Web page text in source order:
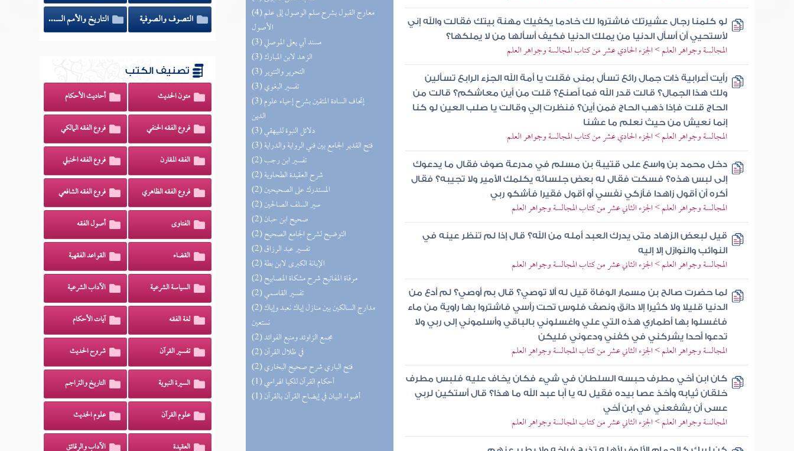
(4) معارج القبول بشرح سلم الوصول إلى علم
الأصول
(3) مسند أبي يعلى الموصلي
(3) الزهد لابن المبارك
(3) التحرير والتنوير
(3) تفسير البغوي
(3) إتحاف السادة المتقين بشرح إحياء علوم
الدين
(3) دلائل النبوة للبيهقي
(3) فتح القدير الجامع بين فني الرواية والدراية
(2) تفسير ابن رجب
(2) شرح العقيدة الطحاوية
(2) المستدرك على الصحيحين
(2) سير السلف الصالحين
(2) صحيح ابن حبان
(2) التوضيح لشرح الجامع الصحيح
(2) تفسير عبد الرزاق
(2) الإبانة الكبرى لابن بطة
(2) مرقاة المفاتيح شرح مشكاة المصابيح
(2) تفسير القاسمي
(2) مدارج السالكين بين منازل إياك نعبد وإياك
نستعين
(2) مجمع الزاوئد ومنبع الفوائد
(2) في ظلال القرآن
(2) فتح الباري شرح صحيح البخاري
(1) أحكام القرآن للكيا الهراسي
(1) أضواء البيان في إيضاح القرآن بالقرآن
لو كلمنا رجال عشيرتك فاشتروا لك خادما يكفيك مهنة بيتك فقالت والله إني
لأستحيي أن أسأل الدنيا من يملك الدنيا فكيف أسألها من لا يملكها؟
المجالسة وجواهر العلم > الجزء الحادي عشر من كتاب المجالسة وجواهر العلم
رأيت أعرابية ذات جمال رائع تسأل بمنى فقلت يا أمة الله الجزء الرابع تسألين
ولك هذا الجمال؟ قالت قدر الله فما أصنع؟ قلت من أين معاشكم؟ قالت من
الحاج قلت فإذا ذهب الحاج فمن أين؟ فنظرت إلي وقالت يا صلب العين لو كنا
إنما نعيش من حيث نعلم ما عشنا
المجالسة وجواهر العلم > الجزء الحادي عشر من كتاب المجالسة وجواهر العلم
دخل محمد بن واسع على قتيبة بن مسلم في مدرعة صوف فقال ما يدعوك
إلى لبس هذه؟ فسكت فقال له بعض جلسائه يكلمك الأمير ولا تجيبه؟ فقال
أكره أن أقول زاهدا فأزكي نفسي أو أقول فقيرا فأشكو ربي
المجالسة وجواهر العلم > الجزء الثاني عشر من كتاب المجالسة وجواهر العلم
قيل لبعض الزهاد متى يدرك العبد أمله من الله؟ قال إذا لم تنظر عينه في
النوائب والنوازل إلا إليه
المجالسة وجواهر العلم > الجزء الثاني عشر من كتاب المجالسة وجواهر العلم
لما حضرت صالح بن مسمار الوفاة قيل له ألا توصي؟ قال بم أوصي؟ لم أدع من
الدنيا قليلا ولا كثيرا إلا دانق ونصف فلوس تحت رأسي فاشتروا بها راوية من ماء
فاغسلوا بها أطماري هذه التي علي واغسلوني بالباقي وأسلموني إلى ربي ولا
تدعوا أحدا يشركني في كفني ودعوني فليكن
المجالسة وجواهر العلم > الجزء الثاني عشر من كتاب المجالسة وجواهر العلم
كان ابن أخي مطرف حبسه السلطان في شيء فكان يخاف عليه فلبس مطرف
خلقان ثيابه وأخذ عصا بيده فقيل له يا أبا عبد الله ما هذا؟ قال أستكين لربي
عسى أن يشفعني في ابن أخي
المجالسة وجواهر العلم > الجزء الثاني عشر من كتاب المجالسة وجواهر العلم
التصوف والصوفية
التاريخ والأمم السابقة
تصنيف الكتب
متون الحديث أحاديث الأحكام
فروع الفقه الحنفي فروع الفقه المالكي
الفقه المقارن فروع الفقه الحنبلي
فروع الفقه الظاهري فروع الفقه الشافعي
الفتاوى أصول الفقه
القضاء القواعد الفقهية
السياسة الشرعية الآداب الشرعية
لغة الفقه آيات الأحكام
تفسير القرآن شروح الحديث
السيرة النبوية التاريخ والتراجم
علوم القرآن علوم الحديث
العقيدة الآداب والرقائق